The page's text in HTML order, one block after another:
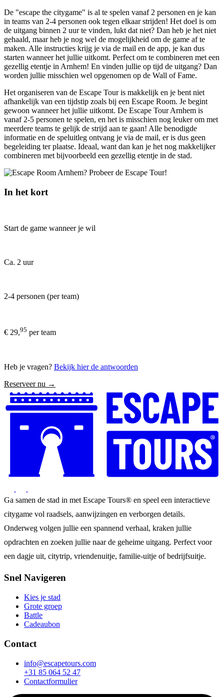
De "escape the citygame" is al te spelen vanaf 2 personen en je kan
in teams van 2-4 personen ook tegen elkaar strijden! Het doel is om
de uitgang binnen 2 uur te vinden, lukt dat niet? Dan heb je het niet
gehaald, maar heb je nog wel de mogelijkheid om de game af te
maken. Alle instructies krijg je via de mail en de app, je kan dus
starten wanneer het jullie uitkomt. Perfect om te combineren met een
gezellig etentje in Arnhem! En vinden jullie op tijd de uitgang? Dan
worden jullie misschien wel opgenomen op de Wall of Fame.
Het organiseren van de Escape Tour is makkelijk en je bent niet
afhankelijk van een tijdstip zoals bij een Escape Room. Je begint
gewoon wanneer het jullie uitkomt. De Escape Tour Arnhem is
vanaf 2-5 personen te spelen, en het is misschien nog leuker om met
meerdere teams te gelijk de strijd aan te gaan! Alle benodigde
informatie en de speluitleg ontvang je via de mail, er is dus geen
begeleiding ter plaatse. Ideaal, want dan kan je het nog makkelijker
combineren met bijvoorbeeld een gezellig etentje in de stad.
In het kort
Start de game wanneer je wil
Ca. 2 uur
2-4 personen (per team)
€ 29,95 per team
Heb je vragen? Bekijk hier de antwoorden
Reserveer nu →
Ga samen de stad in met Escape Tours® en speel een interactieve
citygame vol raadsels, aanwijzingen en verborgen details.
Onderweg volgen jullie een spannend verhaal, kraken jullie
opdrachten en zoeken jullie naar de geheime uitgang. Perfect voor
een dagje uit, citytrip, vriendenuitje, familie-uitje of bedrijfsuitje.
Snel Navigeren
Kies je stad
Grote groep
Battle
Cadeaubon
Contact
info@escapetours.com
+31 85 064 52 47
Contactformulier